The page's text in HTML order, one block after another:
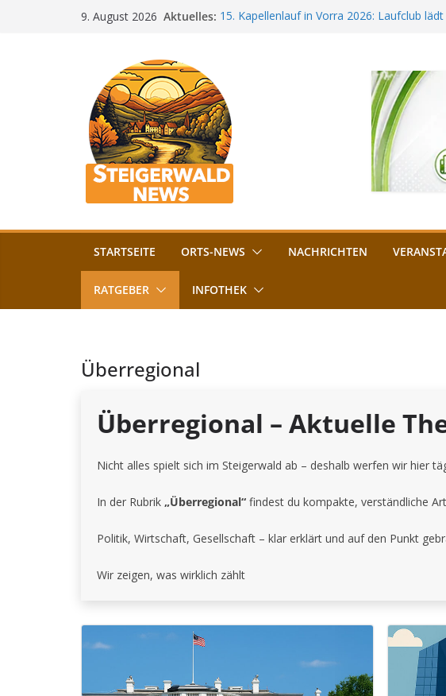
9. August 2026 Aktuelles: 15. Kapellenlauf in Vorra 2026: Laufclub
„Bamberger Böhnla“: Kaffee aus Bamberg
Lebenshilfe
Aschbacher Kerwa startet bald: Das ist
Vollsperrung am Friedhof in Schlüsselfeld:
August gesperrt
STARTSEITE ORTS-NEWS NACHRICHTEN
RATGEBER INFOTHEK
Überregional
Überregional – Aktuelle
Nicht alles spielt sich im Steigerwald ab – deshalb werfen wir hier
In der Rubrik „Überregional“ findest du kompakte, verständliche
Politik, Wirtschaft, Gesellschaft – klar erklärt und auf den Punkt
Wir zeigen, was wirklich zählt